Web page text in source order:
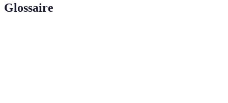
Glossaire